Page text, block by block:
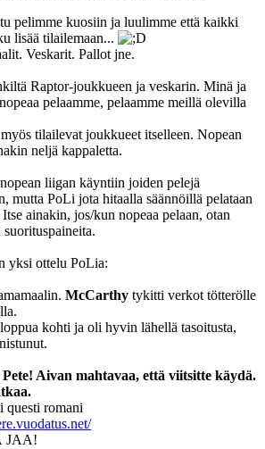
pelimme kuosiin ja luulimme että kaikki
lisää tilailemaan...
Veskarit. Pallot jne.
Raptor-joukkueen ja veskarin. Minä ja
pelaamme, pelaamme meillä olevilla
tilailevat joukkueet itselleen. Nopean
neljä kappaletta.
liigan käyntiin joiden pelejä
mutta PoLi jota hitaalla säännöillä pelataan
ainakin, jos/kun nopeaa pelaan, otan
yksi ottelu PoLia:
McCarthy tykitti verkot tötterölle
kohti ja oli hyvin lähellä tasoitusta,
Aivan mahtavaa, että viitsitte käydä.
questi romani
JAA!